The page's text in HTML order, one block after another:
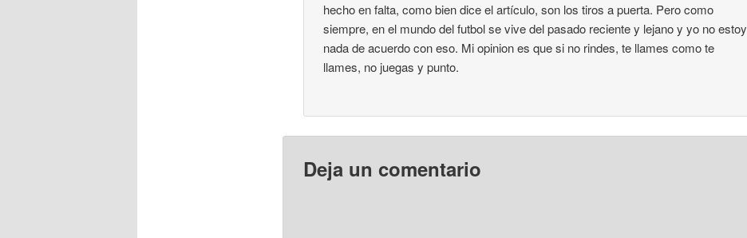
hecho en falta, como bien dice el artículo, son los tiros a puerta. Pero como
siempre, en el mundo del futbol se vive del pasado reciente y lejano y yo no estoy
nada de acuerdo con eso. Mi opinion es que si no rindes, te llames como te
llames, no juegas y punto.
Deja un comentario